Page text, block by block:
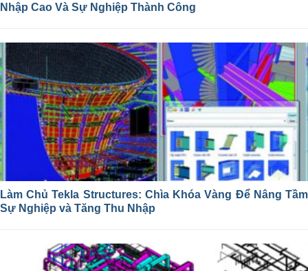
Nhập Cao Và Sự Nghiệp Thành Công
Làm Chủ Tekla Structures: Chìa Khóa Vàng Để Nâng Tầm
Sự Nghiệp và Tăng Thu Nhập